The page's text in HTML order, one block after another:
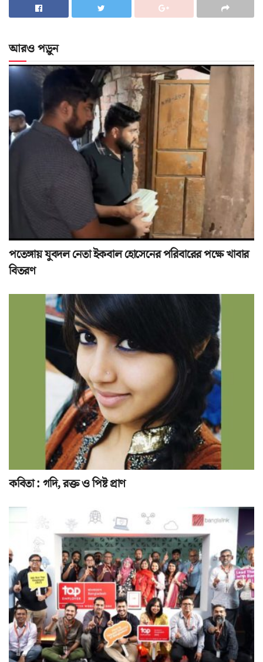
আরও পড়ুন
পতেঙ্গায় যুবদল নেতা ইকবাল হোসেনের পরিবারের পক্ষে খাবার
বিতরণ
কবিতা : গদি, রক্ত ও পিষ্ট প্রাণ